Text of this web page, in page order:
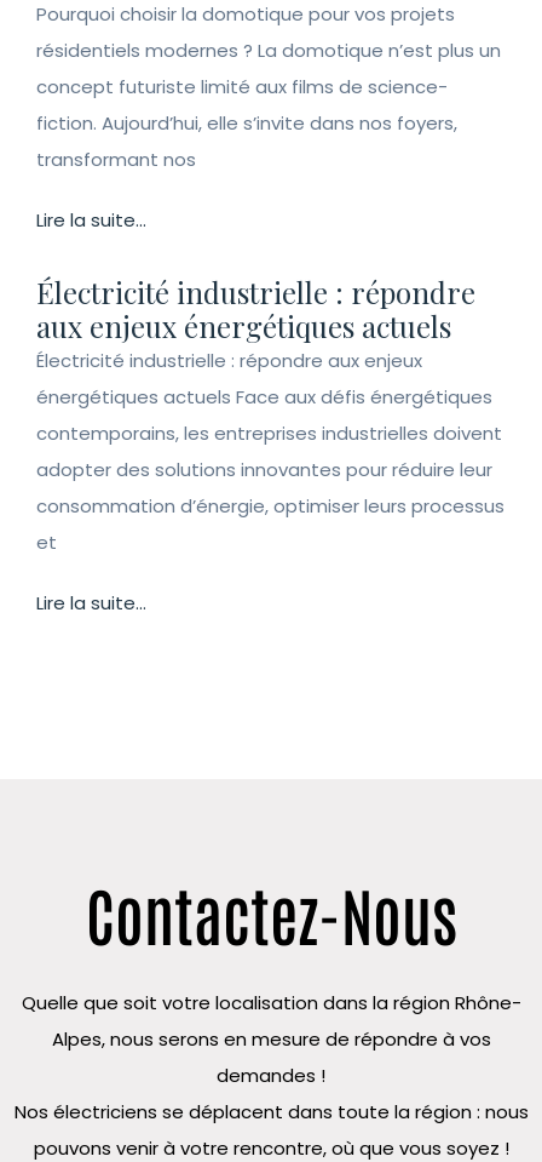
Pourquoi choisir la domotique pour vos projets
résidentiels modernes ? La domotique n’est plus un
concept futuriste limité aux films de science-
fiction. Aujourd’hui, elle s’invite dans nos foyers,
transformant nos
Lire la suite...
Électricité industrielle : répondre
aux enjeux énergétiques actuels
Électricité industrielle : répondre aux enjeux
énergétiques actuels Face aux défis énergétiques
contemporains, les entreprises industrielles doivent
adopter des solutions innovantes pour réduire leur
consommation d’énergie, optimiser leurs processus
et
Lire la suite...
Contactez-Nous
Quelle que soit votre localisation dans la région Rhône-
Alpes, nous serons en mesure de répondre à vos
demandes !
Nos électriciens se déplacent dans toute la région : nous
pouvons venir à votre rencontre, où que vous soyez !